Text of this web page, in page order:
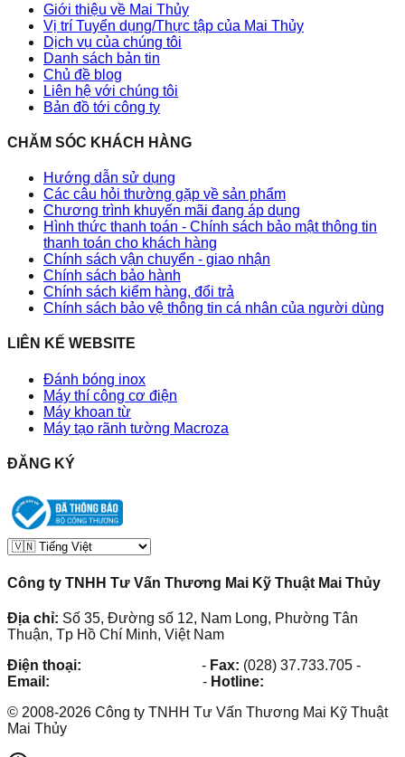
Giới thiệu về Mai Thủy
Vị trí Tuyển dụng/Thực tập của Mai Thủy
Dịch vụ của chúng tôi
Danh sách bản tin
Chủ đề blog
Liên hệ với chúng tôi
Bản đồ tới công ty
CHĂM SÓC KHÁCH HÀNG
Hướng dẫn sử dụng
Các câu hỏi thường gặp về sản phẩm
Chương trình khuyến mãi đang áp dụng
Hình thức thanh toán - Chính sách bảo mật thông tin
thanh toán cho khách hàng
Chính sách vận chuyển - giao nhận
Chính sách bảo hành
Chính sách kiểm hàng, đổi trả
Chính sách bảo vệ thông tin cá nhân của người dùng
LIÊN KẾ WEBSITE
Đánh bóng inox
Máy thí công cơ điện
Máy khoan từ
Máy tạo rãnh tường Macroza
ĐĂNG KÝ
Công ty TNHH Tư Vấn Thương Mai Kỹ Thuật Mai Thủy
Địa chỉ: Số 35, Đường số 12, Nam Long, Phường Tân
Thuận, Tp Hồ Chí Minh, Việt Nam
Điện thoại:
- Fax: (028) 37.733.705 -
Email:
- Hotline:
© 2008-2026 Công ty TNHH Tư Vấn Thương Mai Kỹ Thuật
Mai Thủy